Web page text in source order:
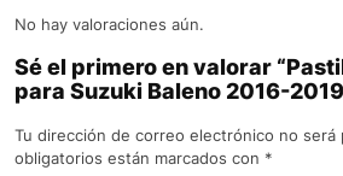
No hay valoraciones aún.
Sé el primero en valorar
para Suzuki Baleno 2016-
Tu dirección de correo electrónico no será
obligatorios están marcados con *